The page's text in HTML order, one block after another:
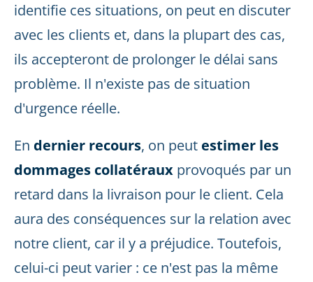
identifie ces situations, on peut en discuter
avec les clients et, dans la plupart des cas,
ils accepteront de prolonger le délai sans
problème. Il n'existe pas de situation
d'urgence réelle.
En dernier recours, on peut estimer les
dommages collatéraux provoqués par un
retard dans la livraison pour le client. Cela
aura des conséquences sur la relation avec
notre client, car il y a préjudice. Toutefois,
celui-ci peut varier : ce n'est pas la même